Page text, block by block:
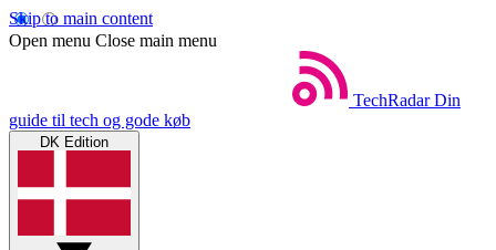
Skip to main content
Open menu Close main menu
TechRadar Din
guide til tech og gode køb
DK Edition